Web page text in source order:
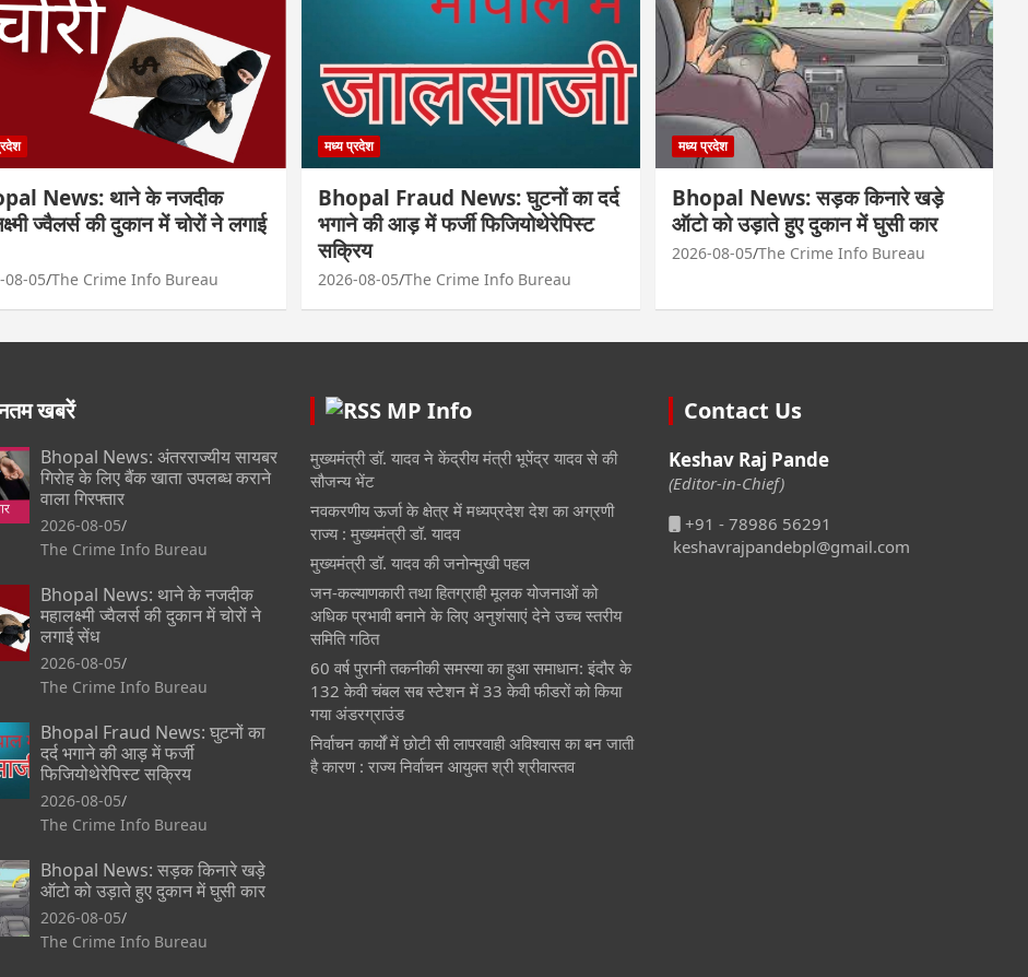
News: थाने के नजदीक
ज्वैलर्स की दुकान में चोरों ने लगाई
08-05 The Crime Info Bureau
मध्य प्रदेश
Bhopal Fraud News: घुटनों का दर्द
भगाने की आड़ में फर्जी फिजियोथेरेपिस्ट
सक्रिय
2026-08-05 The Crime Info Bureau
मध्य प्रदेश
Bhopal News: सड़क किनारे खड़े
ऑटो को उड़ाते हुए दुकान में घुसी कार
2026-08-05 The Crime Info Bureau
खबरें
Bhopal News: अंतरराज्यीय सायबर
गिरोह के लिए बैंक खाता उपलब्ध कराने
वाला गिरफ्तार
2026-08-05
The Crime Info Bureau
Bhopal News: थाने के नजदीक
महालक्ष्मी ज्वैलर्स की दुकान में चोरों ने
लगाई सेंध
2026-08-05
The Crime Info Bureau
Bhopal Fraud News: घुटनों का
दर्द भगाने की आड़ में फर्जी
फिजियोथेरेपिस्ट सक्रिय
2026-08-05
The Crime Info Bureau
Bhopal News: सड़क किनारे खड़े
ऑटो को उड़ाते हुए दुकान में घुसी कार
2026-08-05
The Crime Info Bureau
MP Info
मुख्यमंत्री डॉ. यादव ने केंद्रीय मंत्री भूपेंद्र यादव से की
सौजन्य भेंट
नवकरणीय ऊर्जा के क्षेत्र में मध्यप्रदेश देश का अग्रणी
राज्य : मुख्यमंत्री डॉ. यादव
मुख्यमंत्री डॉ. यादव की जनोन्मुखी पहल
जन-कल्याणकारी तथा हितग्राही मूलक योजनाओं को
अधिक प्रभावी बनाने के लिए अनुशंसाएं देने उच्च स्तरीय
समिति गठित
60 वर्ष पुरानी तकनीकी समस्या का हुआ समाधान: इंदौर के
132 केवी चंबल सब स्टेशन में 33 केवी फीडरों को किया
गया अंडरग्राउंड
निर्वाचन कार्यों में छोटी सी लापरवाही अविश्वास का बन जाती
है कारण : राज्य निर्वाचन आयुक्त श्री श्रीवास्तव
Contact Us
Keshav Raj Pande
(Editor-in-Chief)
+91 - 78986 56291
keshavrajpandebpl@gmail.com